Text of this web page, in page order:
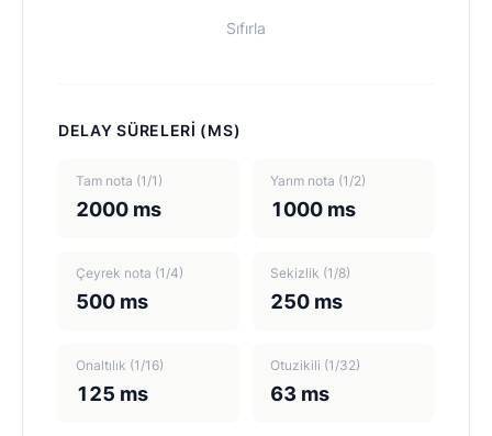
Sıfırla
DELAY SÜRELERI (MS)
Tam nota (1/1)
2000 ms
Yarım nota (1/2)
1000 ms
Çeyrek nota (1/4)
500 ms
Sekizlik (1/8)
250 ms
Onaltılık (1/16)
125 ms
Otuzikili (1/32)
63 ms